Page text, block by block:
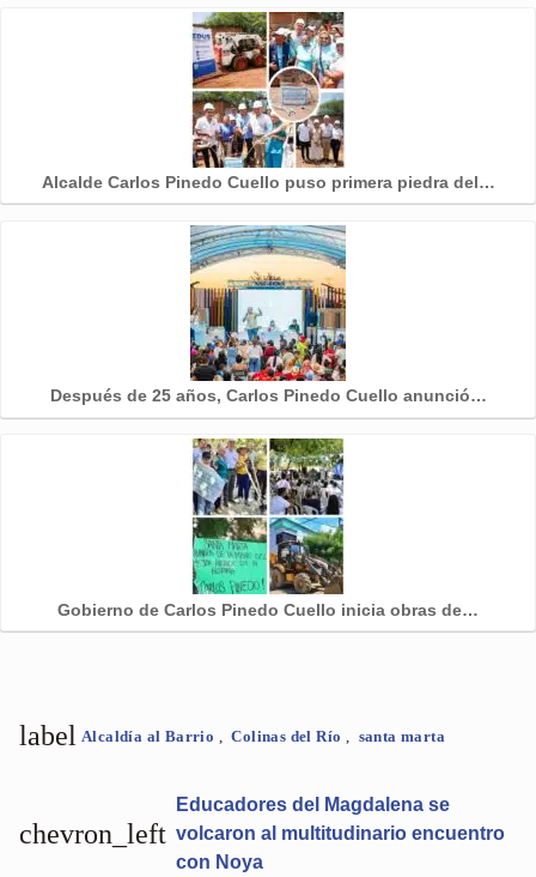
Alcalde Carlos Pinedo Cuello puso primera piedra del…
Después de 25 años, Carlos Pinedo Cuello anunció…
Gobierno de Carlos Pinedo Cuello inicia obras de…
label Alcaldía al Barrio Colinas del Río santa marta
chevron_left
Educadores del Magdalena se
volcaron al multitudinario encuentro
con Noya